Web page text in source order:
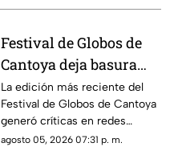
Festival de Globos de
Cantoya deja basura
sobre el Lago de
Pátzcuaro; ciudadanos
exigen acciones
La edición más reciente del
Festival de Globos de Cantoya
generó críticas en redes
sociales luego de que
agosto 05, 2026 07:31 p. m.